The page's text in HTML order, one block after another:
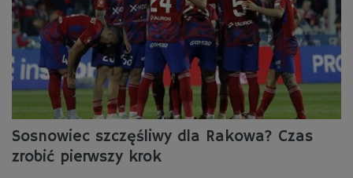
Sosnowiec szczęśliwy dla Rakowa? Czas
zrobić pierwszy krok